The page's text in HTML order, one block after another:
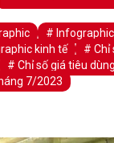
#
kinh tế
# Chỉ
# Chỉ số giá tiêu
7/2023